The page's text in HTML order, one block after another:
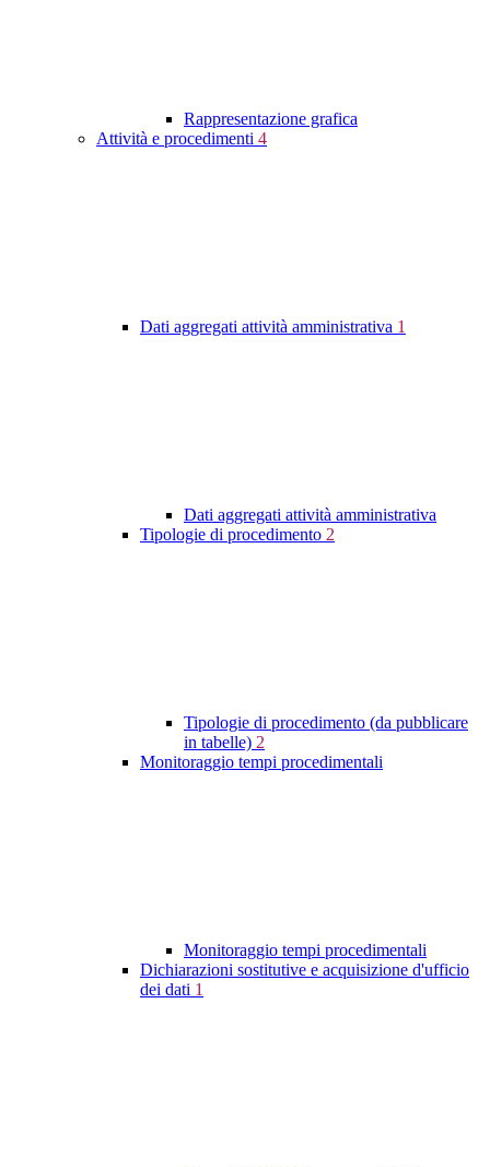
Rappresentazione grafica
Attività e procedimenti 4
Dati aggregati attività amministrativa 1
Dati aggregati attività amministrativa
Tipologie di procedimento 2
Tipologie di procedimento (da pubblicare
in tabelle) 2
Monitoraggio tempi procedimentali
Monitoraggio tempi procedimentali
Dichiarazioni sostitutive e acquisizione d'ufficio
dei dati 1